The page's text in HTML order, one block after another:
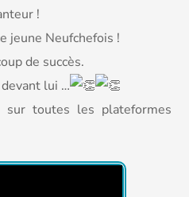
!
jeune Neufchefois !
de succès.
devant lui …
toutes les plateformes